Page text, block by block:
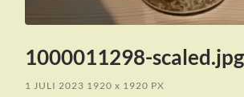
1000011298-scaled.jpg
1 JULI 2023 1920x 1920 PX